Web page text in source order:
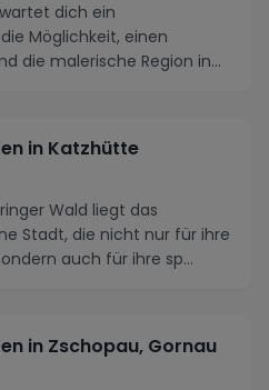
dich ein
Möglichkeit, einen
die malerische Region in
in Katzhütte
Wald liegt das
Stadt, die nicht nur für ihre
auch für ihre sp...
in Zschopau, Gornau